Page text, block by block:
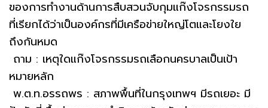
ของการทำงานด้านการสืบสวนจับกุมแก๊งโจรกรรมรถ
ที่เรียกได้ว่าเป็นองค์กรที่มีเครือข่ายใหญ่โตและโยงใย
ถึงกันหมด
ถาม : เหตุใดแก๊งโจรกรรมรถเลือกนครบาลเป็นเป้า
หมายหลัก
พ.ต.ท.อรรถพร : สภาพพื้นที่ในกรุงเทพฯ มีรถเยอะ มี